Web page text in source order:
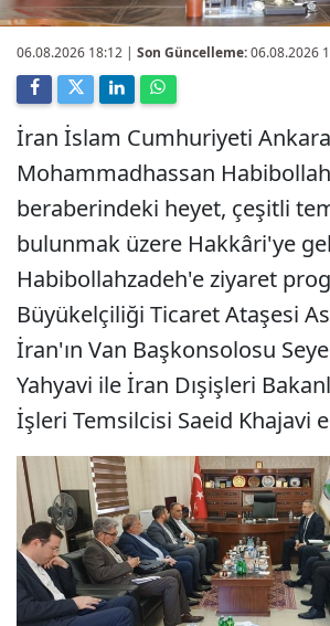
06.08.2026 18:12 | Son Güncelleme:06.08.2026
İran İslam Cumhuriyeti
Mohammadhassan
beraberindeki heyet, çeşitli
bulunmak üzere Hakkâri'ye
Habibollahzadeh'e ziyaret
Büyükelçiliği Ticaret Ataşesi
İran'ın Van Başkonsolosu
Yahyavi ile İran Dışişleri
İşleri Temsilcisi Saeid Khajavi